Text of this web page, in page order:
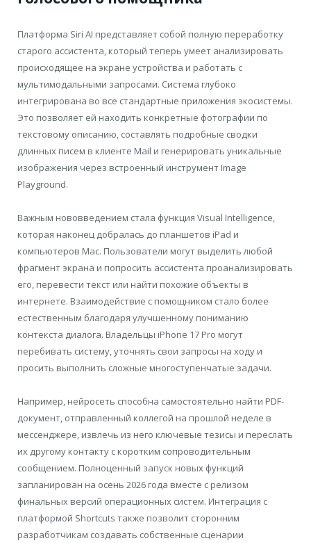
Платформа Siri AI представляет собой полную переработку
старого ассистента, который теперь умеет анализировать
происходящее на экране устройства и работать с
мультимодальными запросами. Система глубоко
интегрирована во все стандартные приложения экосистемы.
Это позволяет ей находить конкретные фотографии по
текстовому описанию, составлять подробные сводки
длинных писем в клиенте Mail и генерировать уникальные
изображения через встроенный инструмент Image
Playground.
Важным нововведением стала функция Visual Intelligence,
которая наконец добралась до планшетов iPad и
компьютеров Mac. Пользователи могут выделить любой
фрагмент экрана и попросить ассистента проанализировать
его, перевести текст или найти похожие объекты в
интернете. Взаимодействие с помощником стало более
естественным благодаря улучшенному пониманию
контекста диалога. Владельцы iPhone 17 Pro могут
перебивать систему, уточнять свои запросы на ходу и
просить выполнить сложные многоступенчатые задачи.
Например, нейросеть способна самостоятельно найти PDF-
документ, отправленный коллегой на прошлой неделе в
мессенджере, извлечь из него ключевые тезисы и переслать
их другому контакту с коротким сопроводительным
сообщением. Полноценный запуск новых функций
запланирован на осень 2026 года вместе с релизом
финальных версий операционных систем. Интеграция с
платформой Shortcuts также позволит сторонним
разработчикам создавать собственные сценарии